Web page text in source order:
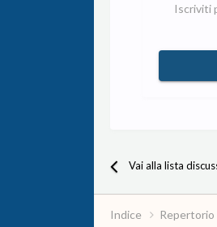
Iscriviti
Vai alla lista
Indice Repertorio